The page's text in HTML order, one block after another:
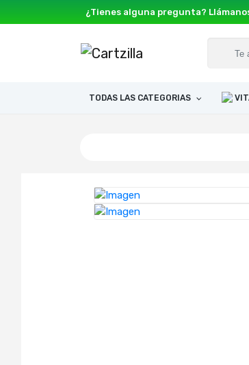
¿Tienes alguna pregunta?
TODAS LAS CATEGORIAS